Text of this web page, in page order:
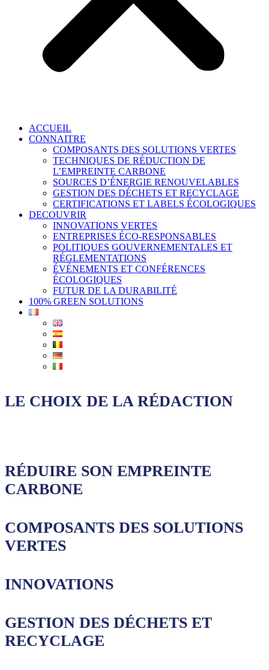
ACCUEIL
CONNAITRE
COMPOSANTS DES SOLUTIONS VERTES
TECHNIQUES DE RÉDUCTION DE
L’EMPREINTE CARBONE
SOURCES D’ÉNERGIE RENOUVELABLES
GESTION DES DÉCHETS ET RECYCLAGE
CERTIFICATIONS ET LABELS ÉCOLOGIQUES
DECOUVRIR
INNOVATIONS VERTES
ENTREPRISES ÉCO-RESPONSABLES
POLITIQUES GOUVERNEMENTALES ET
RÉGLEMENTATIONS
ÉVÉNEMENTS ET CONFÉRENCES
ÉCOLOGIQUES
FUTUR DE LA DURABILITÉ
100% GREEN SOLUTIONS
LE CHOIX DE LA RÉDACTION
RÉDUIRE SON EMPREINTE
CARBONE
COMPOSANTS DES SOLUTIONS
VERTES
INNOVATIONS
GESTION DES DÉCHETS ET
RECYCLAGE